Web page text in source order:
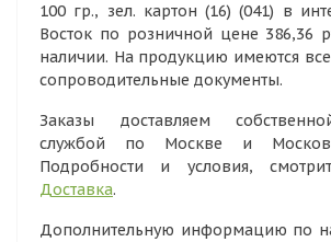
100 гр., зел. картон (16) (041) в
Восток по розничной цене 386,36
наличии. На продукцию имеются
сопроводительные документы.
Заказы доставляем
службой по Москве и
Подробности и условия,
Доставка.
Дополнительную информацию по